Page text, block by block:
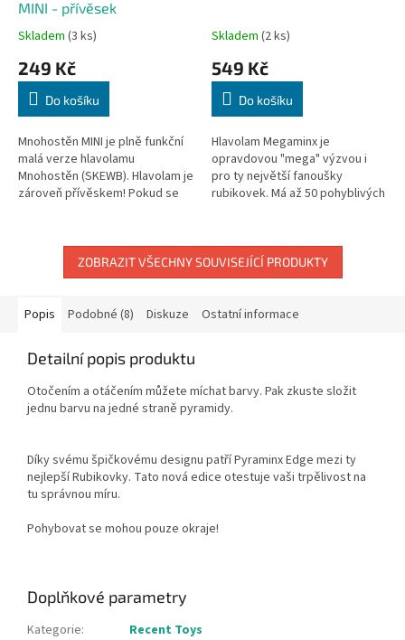
MINI - přívěsek
Skladem (3 ks)
249 Kč
Do košíku
Mnohostěn MINI je plně funkční
malá verze hlavolamu
Mnohostěn (SKEWB). Hlavolam je
zároveň přívěskem! Pokud se
barevný...
Skladem (2 ks)
549 Kč
Do košíku
Hlavolam Megaminx je
opravdovou "mega" výzvou i
pro ty největší fanoušky
rubikovek. Má až 50 pohyblivých
ZOBRAZIT VŠECHNY SOUVISEJÍCÍ PRODUKTY
Popis Podobné (8) Diskuze Ostatní informace
Detailní popis produktu
Otočením a otáčením můžete míchat barvy. Pak zkuste složit
jednu barvu na jedné straně pyramidy.
Díky svému špičkovému designu patří Pyraminx Edge mezi ty
nejlepší Rubikovky. Tato nová edice otestuje vaši trpělivost na
tu správnou míru.
Pohybovat se mohou pouze okraje!
Doplňkové parametry
Kategorie:
Recent Toys